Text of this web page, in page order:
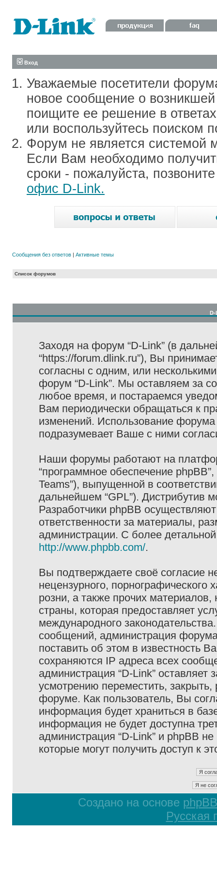
Вход
Уважаемые посетители
новое сообщение о
поищите ее решение в
или воспользуйтесь поиском
Форум не является системой
Если Вам необходимо
сроки - пожалуйста,
офис D-Link.
Сообщения без ответов | Активные темы
Список форумов
D-
Заходя на форум “D-Link” (в
“https://forum.dlink.ru”), Вы
согласны с одним, или
форум “D-Link”. Мы оставляем за
любое время, и постараемся
Вам периодически обращаться к
изменений. Использование
подразумевает Ваше с ними
Наши форумы работают на
“программное обеспечение
Teams”), выпущенной в
дальнейшем “GPL”). Дистрибутив
Разработчики phpBB
ответственности за материалы,
администрации. С более
http://www.phpbb.com/.
Вы подтверждаете своё согласие
нецензурного, порнографического
розни, а также прочих
страны, которая предоставляет
международного
сообщений, администрация
поставить об этом в известность
сохраняются IP адреса всех
администрация “D-Link”
усмотрению переместить,
форуме. Как пользователь, Вы
информация будет храниться в
информация не будет доступна
администрация “D-Link” и phpBB
которые могут получить доступ к
Создано на основе phpBB
Русская